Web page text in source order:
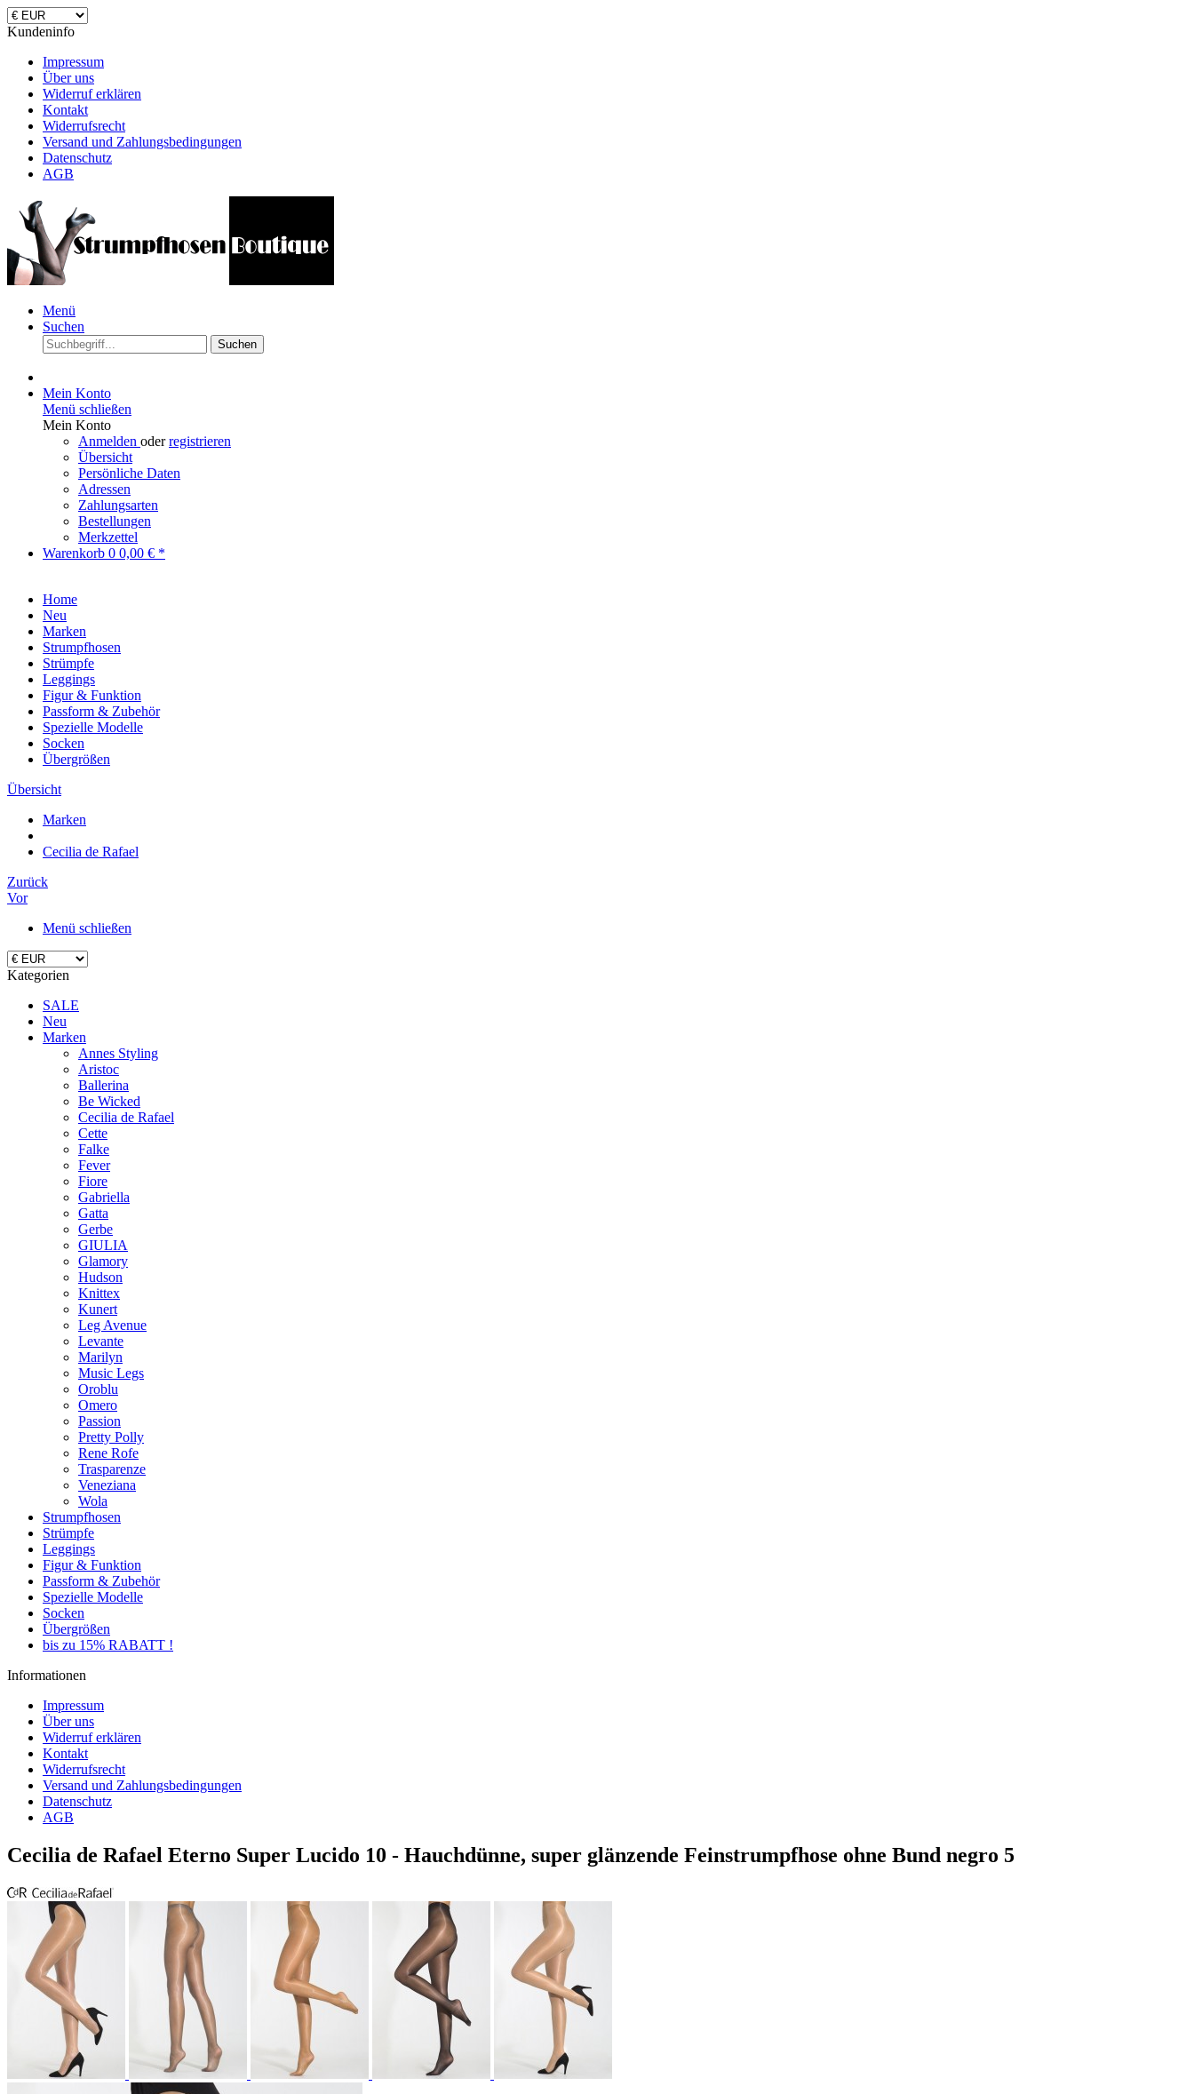
Kundeninfo
Impressum
Über uns
Widerruf erklären
Kontakt
Widerrufsrecht
Versand und Zahlungsbedingungen
Datenschutz
AGB
Menü
Suchen
Suchen
Mein Konto
Menü schließen
Mein Konto
Anmelden oderregistrieren
Übersicht
Persönliche Daten
Adressen
Zahlungsarten
Bestellungen
Merkzettel
Warenkorb 0 0,00 € *
Home
Neu
Marken
Strumpfhosen
Strümpfe
Leggings
Figur & Funktion
Passform & Zubehör
Spezielle Modelle
Socken
Übergrößen
Übersicht
Marken
Cecilia de Rafael
Zurück
Vor
Menü schließen
Kategorien
SALE
Neu
Marken
Annes Styling
Aristoc
Ballerina
Be Wicked
Cecilia de Rafael
Cette
Falke
Fever
Fiore
Gabriella
Gatta
Gerbe
GIULIA
Glamory
Hudson
Knittex
Kunert
Leg Avenue
Levante
Marilyn
Music Legs
Oroblu
Omero
Passion
Pretty Polly
Rene Rofe
Trasparenze
Veneziana
Wola
Strumpfhosen
Strümpfe
Leggings
Figur & Funktion
Passform & Zubehör
Spezielle Modelle
Socken
Übergrößen
bis zu 15% RABATT !
Informationen
Impressum
Über uns
Widerruf erklären
Kontakt
Widerrufsrecht
Versand und Zahlungsbedingungen
Datenschutz
AGB
Cecilia de Rafael Eterno Super Lucido 10 - Hauchdünne, super glänzende Feinstrumpfhose ohne Bund negro 5